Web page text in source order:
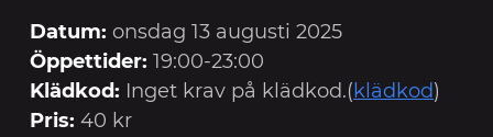
Datum: onsdag 13 augusti 2025
Öppettider: 19:00-23:00
Klädkod: Inget krav på klädkod.(klädkod)
Pris: 40 kr